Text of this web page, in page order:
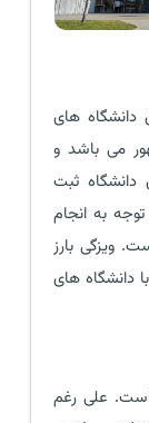
دانشگاه های
می باشد و
دانشگاه ثبت
به انجام
ویزگی بارز
دانشگاه های
علی رغم